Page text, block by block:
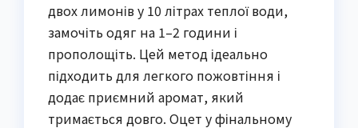
двох лимонів у 10 літрах теплої води,
замочіть одяг на 1–2 години і
прополощіть. Цей метод ідеально
підходить для легкого пожовтіння і
додає приємний аромат, який
тримається довго. Оцет у фінальному